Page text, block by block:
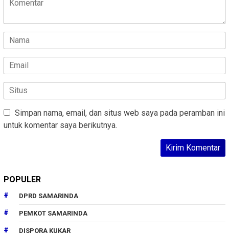
Simpan nama, email, dan situs web saya pada peramban ini
untuk komentar saya berikutnya.
POPULER
DPRD SAMARINDA
PEMKOT SAMARINDA
DISPORA KUKAR